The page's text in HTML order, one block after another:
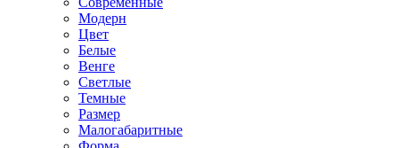
Модерн
Цвет
Белые
Венге
Светлые
Темные
Размер
Малогабаритные